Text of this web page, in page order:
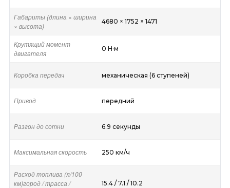
Габариты (длина × ширина
× высота)
4680 × 1752 × 1471
Крутящий момент
двигателя
0 Н·м
Коробка передач механическая (6 ступеней)
Привод передний
Разгон до сотни 6.9 секунды
Максимальная скорость 250 км/ч
Расход топлива (л/100
км)город / трасса /
15.4 / 7.1 / 10.2